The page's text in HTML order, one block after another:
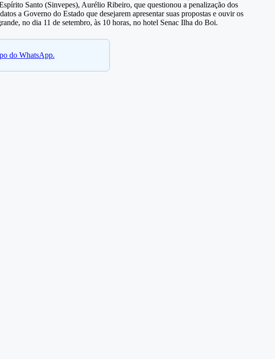
Santo (Sinvepes), Aurélio Ribeiro, que questionou a penalização dos
a Governo do Estado que desejarem apresentar suas propostas e ouvir os
no dia 11 de setembro, às 10 horas, no hotel Senac Ilha do Boi.
do WhatsApp.